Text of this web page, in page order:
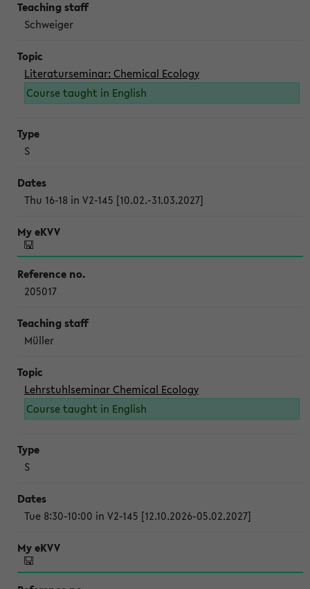
Schweiger
Literaturseminar: Chemical Ecology
Course taught in English
S
Thu 16-18 in V2-145 [10.02.-31.03.2027]
205017
Müller
Lehrstuhlseminar Chemical Ecology
Course taught in English
S
Tue 8:30-10:00 in V2-145 [12.10.2026-05.02.2027]